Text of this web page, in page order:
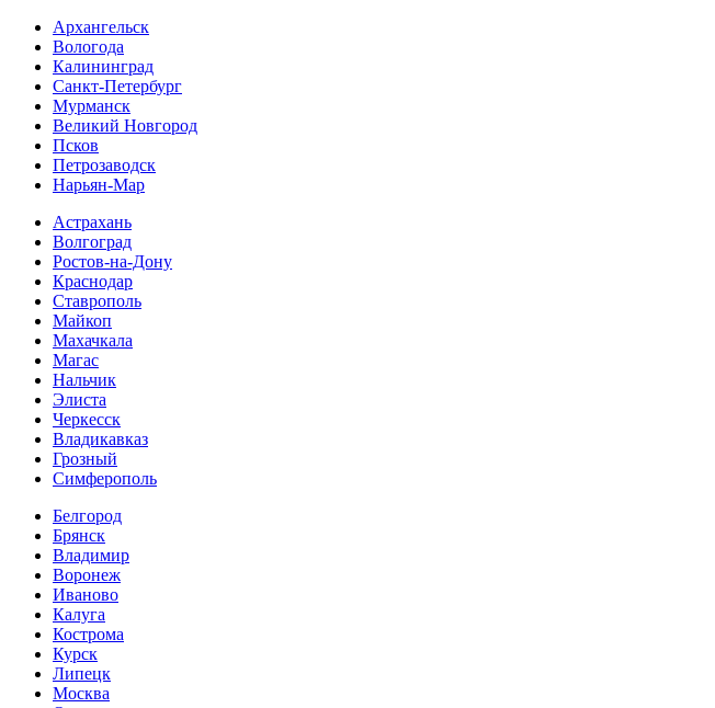
Архангельск
Вологода
Калининград
Санкт-Петербург
Мурманск
Великий Новгород
Псков
Петрозаводск
Нарьян-Мар
Астрахань
Волгоград
Ростов-на-Дону
Краснодар
Ставрополь
Майкоп
Махачкала
Магас
Нальчик
Элиста
Черкесск
Владикавказ
Грозный
Симферополь
Белгород
Брянск
Владимир
Воронеж
Иваново
Калуга
Кострома
Курск
Липецк
Москва